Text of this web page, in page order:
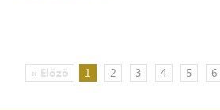
« Előző 1 2 3 4 5 6